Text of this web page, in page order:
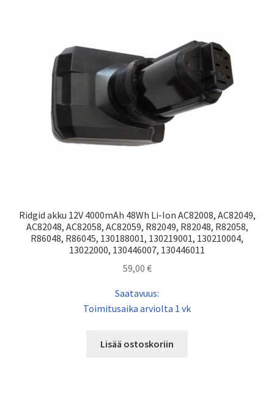
Ridgid akku 12V 4000mAh 48Wh Li-Ion AC82008, AC82049,
AC82048, AC82058, AC82059, R82049, R82048, R82058,
R86048, R86045, 130188001, 130219001, 130210004,
13022000, 130446007, 130446011
59,00 €
Saatavuus:
Toimitusaika arviolta 1 vk
Lisää ostoskoriin